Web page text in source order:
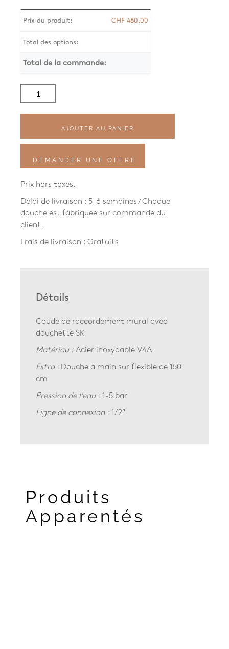
Prix du produit: CHF 480.00
Total des options:
Total de la commande:
Brause
AJOUTER AU PANIER
DEMANDER UNE OFFRE
Prix hors taxes.
Délai de livraison : 5-6 semaines / Chaque
douche est fabriquée sur commande du
client.
Frais de livraison : Gratuits
Détails
Coude de raccordement mural avec
douchette SK
Matériau : Acier inoxydable V4A
Extra : Douche à main sur flexible de 150
cm
Pression de l'eau : 1-5 bar
Ligne de connexion : 1/2″
Produits
Apparentés